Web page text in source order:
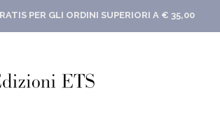
PER GLI ORDINI SUPERIORI A € 35,00